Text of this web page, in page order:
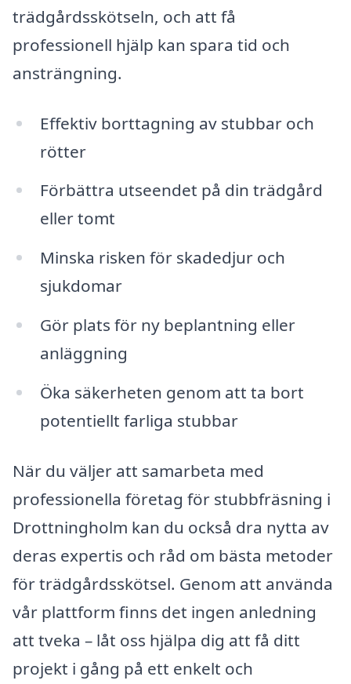
trädgårdsskötseln, och att få
professionell hjälp kan spara tid och
ansträngning.
Effektiv borttagning av stubbar och
rötter
Förbättra utseendet på din trädgård
eller tomt
Minska risken för skadedjur och
sjukdomar
Gör plats för ny beplantning eller
anläggning
Öka säkerheten genom att ta bort
potentiellt farliga stubbar
När du väljer att samarbeta med
professionella företag för stubbfräsning i
Drottningholm kan du också dra nytta av
deras expertis och råd om bästa metoder
för trädgårdsskötsel. Genom att använda
vår plattform finns det ingen anledning
att tveka – låt oss hjälpa dig att få ditt
projekt i gång på ett enkelt och